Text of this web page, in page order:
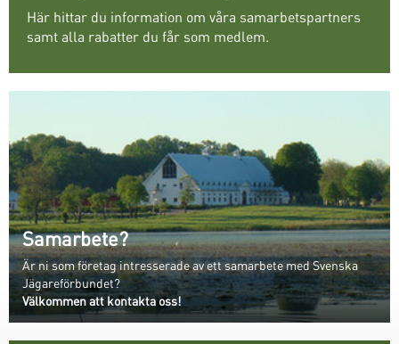
Här hittar du information om våra samarbetspartners
samt alla rabatter du får som medlem.
Samarbete?
Är ni som företag intresserade av ett samarbete med Svenska
Jägareförbundet?
Välkommen att kontakta oss!